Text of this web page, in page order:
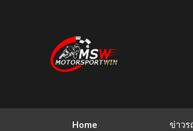
Home ข่าวร